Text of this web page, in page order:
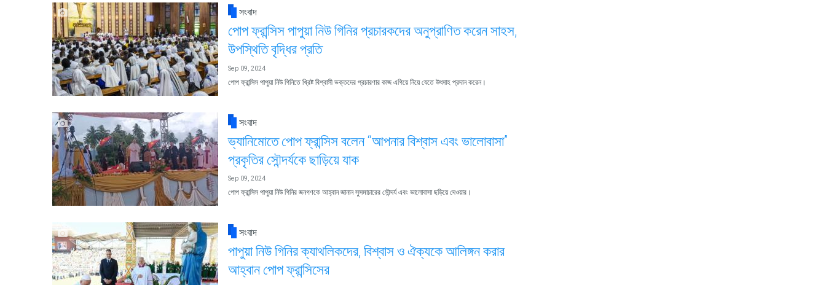
সংবাদ
পোপ ফ্রান্সিস পাপুয়া নিউ গিনির প্রচারকদের অনুপ্রাণিত করেন সাহস,
উপস্থিতি বৃদ্ধির প্রতি
Sep 09, 2024
পোপ ফ্রান্সিস পাপুয়া নিউ গিনিতে খ্রিষ্ট বিশ্বাসী ভক্তদের প্রচারণার কাজ এগিয়ে নিয়ে যেতে উৎসাহ প্রদান করেন।
সংবাদ
ভ্যানিমোতে পোপ ফ্রান্সিস বলেন “আপনার বিশ্বাস এবং ভালোবাসা”
প্রকৃতির সৌন্দর্যকে ছাড়িয়ে যাক
Sep 09, 2024
পোপ ফ্রান্সিস পাপুয়া নিউ গিনির জনগণকে আহ্বান জানান সুসমাচারের সৌন্দর্য এবং ভালোবাসা ছড়িয়ে দেওয়ার।
সংবাদ
পাপুয়া নিউ গিনির ক্যাথলিকদের, বিশ্বাস ও ঐক্যকে আলিঙ্গন করার
আহ্বান পোপ ফ্রান্সিসের